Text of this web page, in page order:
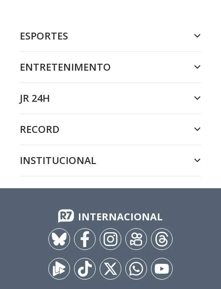
ESPORTES
ENTRETENIMENTO
JR 24H
RECORD
INSTITUCIONAL
INTERNACIONAL